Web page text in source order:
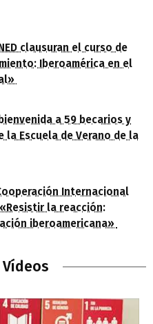
clausuran el curso de
Iberoamérica en el
a 59 becarios y
la Escuela de Verano de la
Internacional
la reacción:
iberoamericana»